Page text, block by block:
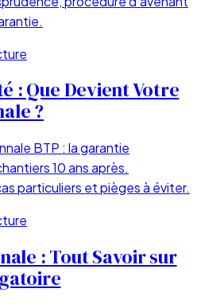
: Que Devient Votre
?
BTP : la garantie
10 ans après.
particuliers et pièges à éviter.
: Tout Savoir sur